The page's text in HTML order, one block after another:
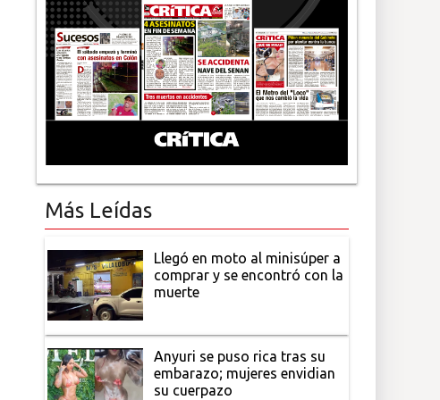
Más Leídas
Llegó en moto al minisúper a
comprar y se encontró con la
muerte
Anyuri se puso rica tras su
embarazo; mujeres envidian
su cuerpazo